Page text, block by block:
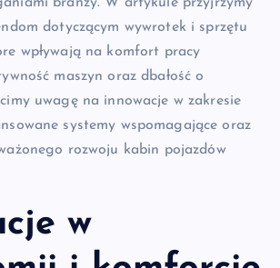
dotyczącym wywrotek i sprzętu
wpływają na komfort pracy
maszyn oraz dbałość o
uwagę na innowacje w zakresie
systemy wspomagające oraz
rozwoju kabin pojazdów
w